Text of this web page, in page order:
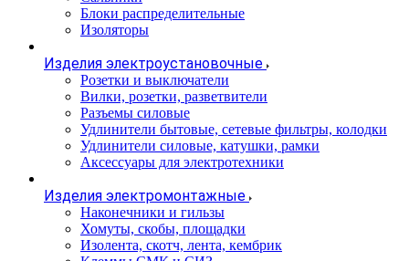
Блоки распределительные
Изоляторы
Изделия электроустановочные
Розетки и выключатели
Вилки, розетки, разветвители
Разъемы силовые
Удлинители бытовые, сетевые фильтры, колодки
Удлинители силовые, катушки, рамки
Аксессуары для электротехники
Изделия электромонтажные
Наконечники и гильзы
Хомуты, скобы, площадки
Изолента, скотч, лента, кембрик